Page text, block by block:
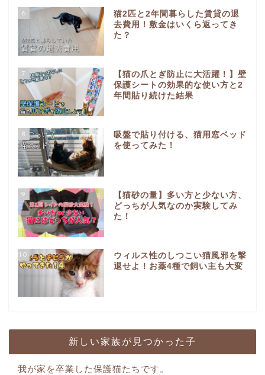
6
猫2匹と2年間暮らした賃貸の退
去費用！敷金はいくら返ってき
た？
7
【猫の爪とぎ防止に大活躍！】壁
保護シートの効果的な使い方と2
年間貼り続けた結果
8
吸盤で貼り付ける、猫用窓ベッド
を使ってみた！
9
【猫砂の量】多い方と少ない方、
どっちが人気なのか実験してみ
た！
10
ウィルス性のしつこい猫風邪を撃
退せよ！お薬4種で飼い主も大変
新しい家族が見つかった子
我が家を卒業した保護猫たちです。